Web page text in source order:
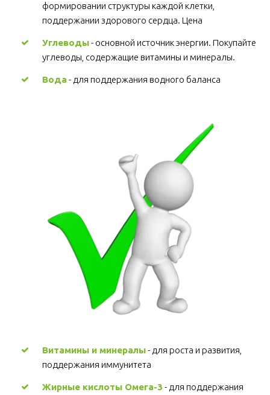
формировании структуры каждой клетки,
поддержании здорового сердца. Цена
Углеводы - основной источник энергии. Покупайте
углеводы, содержащие витамины и минералы.
Вода - для поддержания водного баланса
Витамины и минералы - для роста и развития,
поддержания иммунитета
Жирные кислоты Омега-3 - для поддержания